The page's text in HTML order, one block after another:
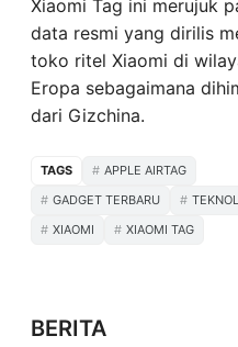
Xiaomi Tag ini merujuk
data resmi yang dirilis
toko ritel Xiaomi di
Eropa sebagaimana
dari Gizchina.
TAGS
APPLE AIRTAG
GADGET TERBARU
XIAOMI
XIAOMI TAG
BERITA